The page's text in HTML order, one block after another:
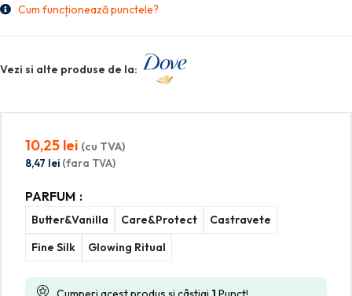
Cum funcționează punctele?
Vezi si alte produse de la:
10,25 lei (cu TVA)
8,47 lei (fara TVA)
PARFUM
Butter&Vanilla Care&Protect
Castravete
Fine Silk
Glowing Ritual